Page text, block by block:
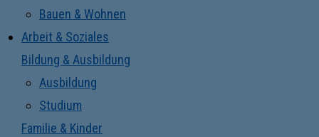
Bauen & Wohnen
Arbeit & Soziales
Bildung & Ausbildung
Ausbildung
Studium
Familie & Kinder